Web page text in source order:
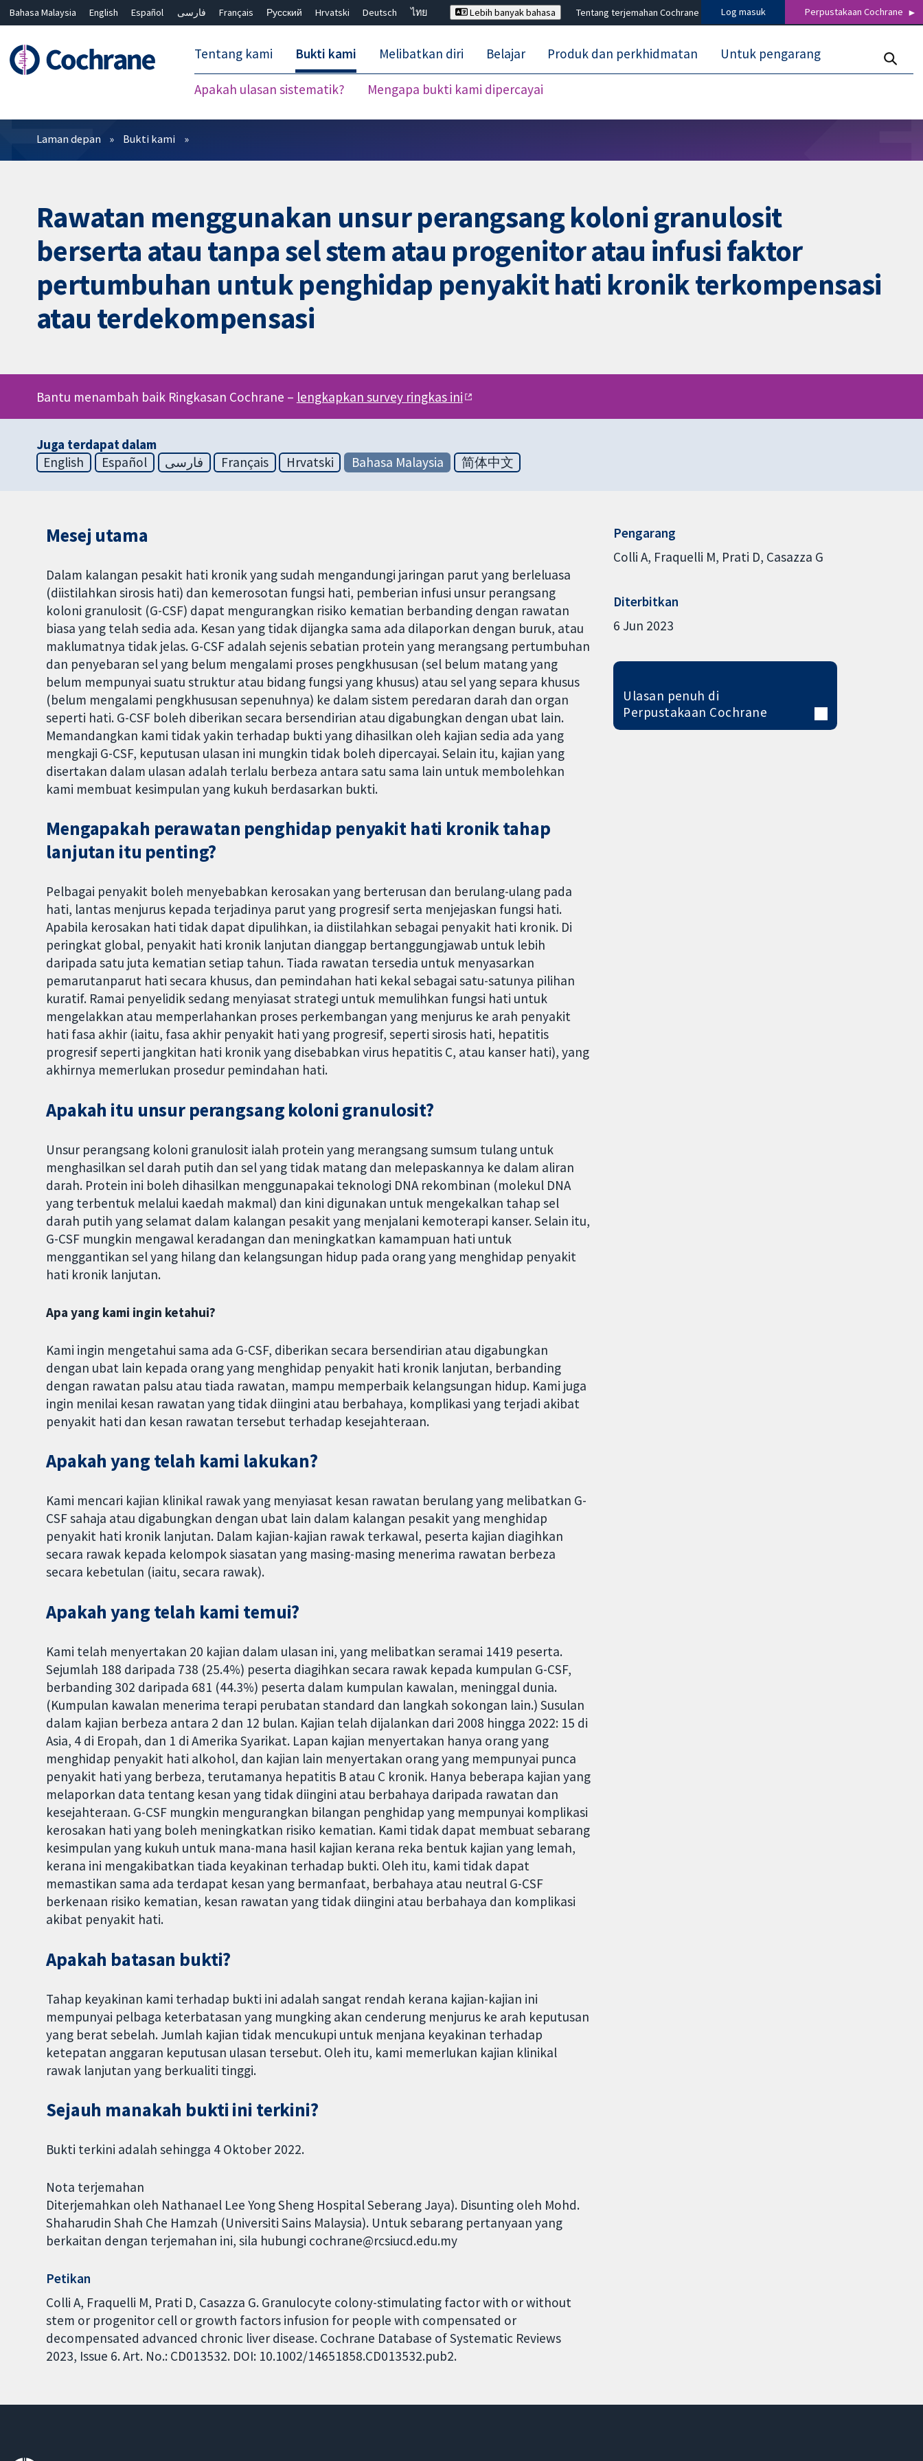
Bahasa Malaysia English Español فارسی Français Русский Hrvatski Deutsch
ไทย
Lebih banyak bahasa Tentang terjemahan Cochrane Log masuk Perpustakaan Cochrane
Tentang kami Bukti kami
Apakah ulasan sistematik? Mengapa bukti kami dipercayai
Melibatkan diri Belajar Produk dan perkhidmatan Untuk pengarang
Penapis
Laman depan Bukti kami
Rawatan menggunakan unsur perangsang koloni granulosit
berserta atau tanpa sel stem atau progenitor atau infusi faktor
pertumbuhan untuk penghidap penyakit hati kronik terkompensasi
atau terdekompensasi
Bantu menambah baik Ringkasan Cochrane – lengkapkan survey ringkas ini
Juga terdapat dalam
English
Español فارسی Français Hrvatski Bahasa Malaysia 简体中文
Mesej utama
Dalam kalangan pesakit hati kronik yang sudah mengandungi jaringan parut yang berleluasa
(diistilahkan sirosis hati) dan kemerosotan fungsi hati, pemberian infusi unsur perangsang
koloni granulosit (G-CSF) dapat mengurangkan risiko kematian berbanding dengan rawatan
biasa yang telah sedia ada. Kesan yang tidak dijangka sama ada dilaporkan dengan buruk, atau
maklumatnya tidak jelas. G-CSF adalah sejenis sebatian protein yang merangsang pertumbuhan
dan penyebaran sel yang belum mengalami proses pengkhususan (sel belum matang yang
belum mempunyai suatu struktur atau bidang fungsi yang khusus) atau sel yang separa khusus
(belum mengalami pengkhususan sepenuhnya) ke dalam sistem peredaran darah dan organ
seperti hati. G-CSF boleh diberikan secara bersendirian atau digabungkan dengan ubat lain.
Memandangkan kami tidak yakin terhadap bukti yang dihasilkan oleh kajian sedia ada yang
mengkaji G-CSF, keputusan ulasan ini mungkin tidak boleh dipercayai. Selain itu, kajian yang
disertakan dalam ulasan adalah terlalu berbeza antara satu sama lain untuk membolehkan
kami membuat kesimpulan yang kukuh berdasarkan bukti.
Mengapakah perawatan penghidap penyakit hati kronik tahap
lanjutan itu penting?
Pelbagai penyakit boleh menyebabkan kerosakan yang berterusan dan berulang-ulang pada
hati, lantas menjurus kepada terjadinya parut yang progresif serta menjejaskan fungsi hati.
Apabila kerosakan hati tidak dapat dipulihkan, ia diistilahkan sebagai penyakit hati kronik. Di
peringkat global, penyakit hati kronik lanjutan dianggap bertanggungjawab untuk lebih
daripada satu juta kematian setiap tahun. Tiada rawatan tersedia untuk menyasarkan
pemarutanparut hati secara khusus, dan pemindahan hati kekal sebagai satu-satunya pilihan
kuratif. Ramai penyelidik sedang menyiasat strategi untuk memulihkan fungsi hati untuk
mengelakkan atau memperlahankan proses perkembangan yang menjurus ke arah penyakit
hati fasa akhir (iaitu, fasa akhir penyakit hati yang progresif, seperti sirosis hati, hepatitis
progresif seperti jangkitan hati kronik yang disebabkan virus hepatitis C, atau kanser hati), yang
akhirnya memerlukan prosedur pemindahan hati.
Apakah itu unsur perangsang koloni granulosit?
Unsur perangsang koloni granulosit ialah protein yang merangsang sumsum tulang untuk
menghasilkan sel darah putih dan sel yang tidak matang dan melepaskannya ke dalam aliran
darah. Protein ini boleh dihasilkan menggunapakai teknologi DNA rekombinan (molekul DNA
yang terbentuk melalui kaedah makmal) dan kini digunakan untuk mengekalkan tahap sel
darah putih yang selamat dalam kalangan pesakit yang menjalani kemoterapi kanser. Selain itu,
G-CSF mungkin mengawal keradangan dan meningkatkan kamampuan hati untuk
menggantikan sel yang hilang dan kelangsungan hidup pada orang yang menghidap penyakit
hati kronik lanjutan.
Apa yang kami ingin ketahui?
Kami ingin mengetahui sama ada G-CSF, diberikan secara bersendirian atau digabungkan
dengan ubat lain kepada orang yang menghidap penyakit hati kronik lanjutan, berbanding
dengan rawatan palsu atau tiada rawatan, mampu memperbaik kelangsungan hidup. Kami juga
ingin menilai kesan rawatan yang tidak diingini atau berbahaya, komplikasi yang terjadi akibat
penyakit hati dan kesan rawatan tersebut terhadap kesejahteraan.
Apakah yang telah kami lakukan?
Kami mencari kajian klinikal rawak yang menyiasat kesan rawatan berulang yang melibatkan G-
CSF sahaja atau digabungkan dengan ubat lain dalam kalangan pesakit yang menghidap
penyakit hati kronik lanjutan. Dalam kajian-kajian rawak terkawal, peserta kajian diagihkan
secara rawak kepada kelompok siasatan yang masing-masing menerima rawatan berbeza
secara kebetulan (iaitu, secara rawak).
Apakah yang telah kami temui?
Kami telah menyertakan 20 kajian dalam ulasan ini, yang melibatkan seramai 1419 peserta.
Sejumlah 188 daripada 738 (25.4%) peserta diagihkan secara rawak kepada kumpulan G-CSF,
berbanding 302 daripada 681 (44.3%) peserta dalam kumpulan kawalan, meninggal dunia.
(Kumpulan kawalan menerima terapi perubatan standard dan langkah sokongan lain.) Susulan
dalam kajian berbeza antara 2 dan 12 bulan. Kajian telah dijalankan dari 2008 hingga 2022: 15 di
Asia, 4 di Eropah, dan 1 di Amerika Syarikat. Lapan kajian menyertakan hanya orang yang
menghidap penyakit hati alkohol, dan kajian lain menyertakan orang yang mempunyai punca
penyakit hati yang berbeza, terutamanya hepatitis B atau C kronik. Hanya beberapa kajian yang
melaporkan data tentang kesan yang tidak diingini atau berbahaya daripada rawatan dan
kesejahteraan. G-CSF mungkin mengurangkan bilangan penghidap yang mempunyai komplikasi
kerosakan hati yang boleh meningkatkan risiko kematian. Kami tidak dapat membuat sebarang
kesimpulan yang kukuh untuk mana-mana hasil kajian kerana reka bentuk kajian yang lemah,
kerana ini mengakibatkan tiada keyakinan terhadap bukti. Oleh itu, kami tidak dapat
memastikan sama ada terdapat kesan yang bermanfaat, berbahaya atau neutral G-CSF
berkenaan risiko kematian, kesan rawatan yang tidak diingini atau berbahaya dan komplikasi
akibat penyakit hati.
Apakah batasan bukti?
Tahap keyakinan kami terhadap bukti ini adalah sangat rendah kerana kajian-kajian ini
mempunyai pelbaga keterbatasan yang mungking akan cenderung menjurus ke arah keputusan
yang berat sebelah. Jumlah kajian tidak mencukupi untuk menjana keyakinan terhadap
ketepatan anggaran keputusan ulasan tersebut. Oleh itu, kami memerlukan kajian klinikal
rawak lanjutan yang berkualiti tinggi.
Sejauh manakah bukti ini terkini?
Bukti terkini adalah sehingga 4 Oktober 2022.
Nota terjemahan
Diterjemahkan oleh Nathanael Lee Yong Sheng Hospital Seberang Jaya). Disunting oleh Mohd.
Shaharudin Shah Che Hamzah (Universiti Sains Malaysia). Untuk sebarang pertanyaan yang
berkaitan dengan terjemahan ini, sila hubungi cochrane@rcsiucd.edu.my
Petikan
Colli A, Fraquelli M, Prati D, Casazza G. Granulocyte colony-stimulating factor with or without
stem or progenitor cell or growth factors infusion for people with compensated or
decompensated advanced chronic liver disease. Cochrane Database of Systematic Reviews
2023, Issue 6. Art. No.: CD013532. DOI: 10.1002/14651858.CD013532.pub2.
Pengarang
Colli A Fraquelli M Prati D Casazza G
Diterbitkan
6 Jun 2023
Ulasan penuh di
Perpustakaan Cochrane